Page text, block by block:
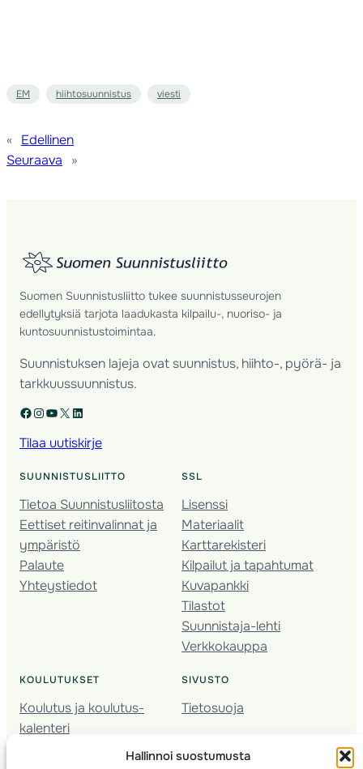
Hallinnoi suostumusta
EM hiihtosuunnistus viesti
« Edellinen
Seuraava
»
Suomen Suunnistusliitto tukee suunnistusseurojen
edellytyksiä tarjota laadukasta kilpailu-, nuoriso- ja
kuntosuunnistustoimintaa.
Suunnistuksen lajeja ovat suunnistus, hiihto-, pyörä- ja
tarkkuussuunnistus.
Facebook Instagram YouTube X LinkedIn
Tilaa uutiskirje
SUUNNISTUSLIITTO
Tietoa Suunnistusliitosta
Eettiset reitinvalinnat ja
ympäristö
Palaute
Yhteystiedot
SSL
Lisenssi
Materiaalit
Karttarekisteri
Kilpailut ja tapahtumat
Kuvapankki
Tilastot
Suunnistaja-lehti
Verkkokauppa
KOULUTUKSET
Koulutus ja koulutus­
kalenteri
Nuorison koulutukset
SIVUSTO
Tietosuoja